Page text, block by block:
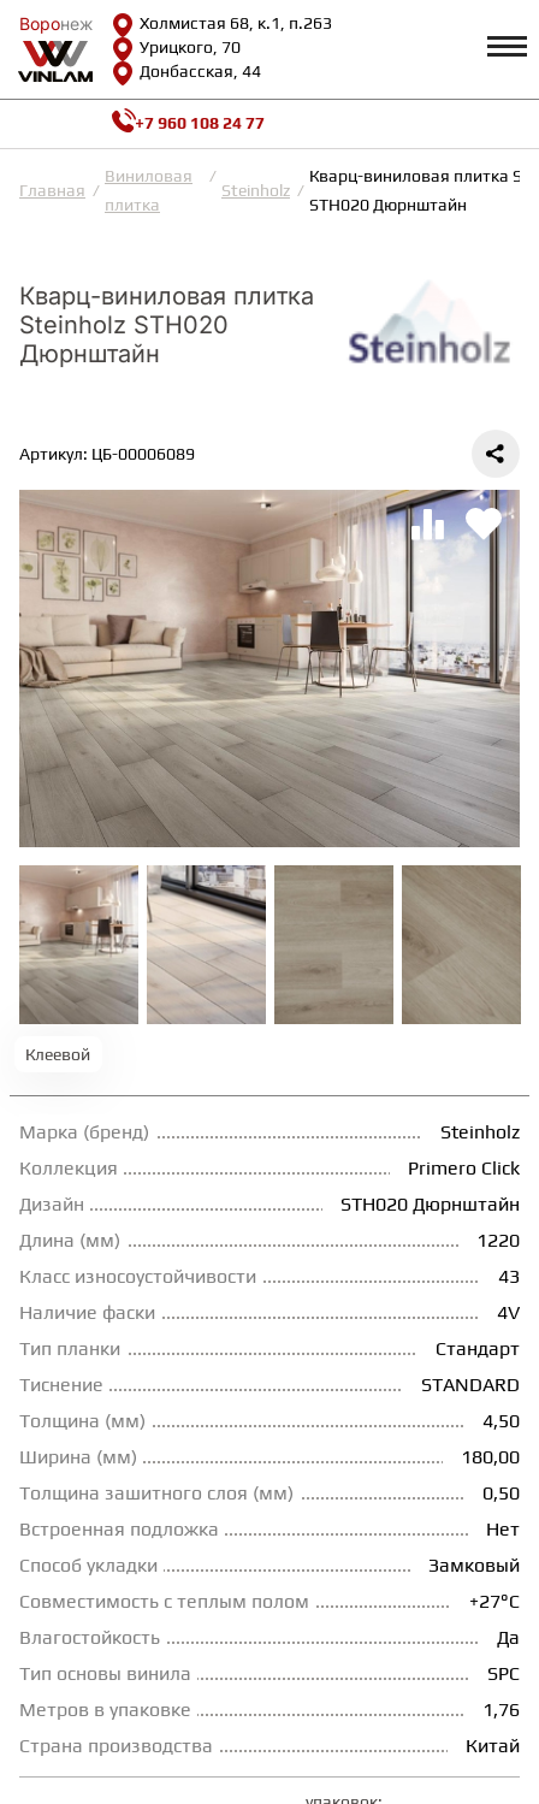
Воронеж
Холмистая 68, к.1, п.263
Урицкого, 70
Донбасская, 44
Воронеж
КАТАЛОГ Профиль
Вопросы и ответы
Видеообзоры
Полезная информация
Как выбрать
Контакты
ЛАМИНАТ
ПАРКЕТНАЯ ДОСКА
ТЕРРАСНАЯ ДОСКА
КОВРОВАЯ ПЛИТКА
МОДУЛЬНЫЕ ПВХ
ПОДЛОЖКА
ПЛИНТУС
КЛЕЙ
ГРУНТОВКИ
ТЕПЛЫЙ ПОЛ
ТЕРМОПАРКЕТ
ЭКОМАССИВ
ИСКУССТВЕННАЯ ТРАВА
ИНЖЕНЕРНЫЙ МОДУЛЬ
СТУПЕНИ
ФАНЕРА
+7 960 108 24 77
Главная
Виниловая
плитка
Steinholz
Кварц-виниловая плитка
STH020 Дюрнштайн
Кварц-виниловая плитка
Steinholz STH020
Дюрнштайн
Артикул: ЦБ-00006089
Клеевой
Марка (бренд)
Steinholz
Коллекция
Primero Click
Дизайн
STH020 Дюрнштайн
Длина (мм)
1220
Класс износоустойчивости
43
Наличие фаски
4V
Тип планки
Стандарт
Тиснение
STANDARD
Толщина (мм)
4,50
Ширина (мм)
180,00
Толщина зашитного слоя (мм)
0,50
Встроенная подложка
Нет
Способ укладки
Замковый
Совместимость с теплым полом
+27°С
Влагостойкость
Да
Тип основы винила
SPC
Метров в упаковке
1,76
Страна производства
Китай